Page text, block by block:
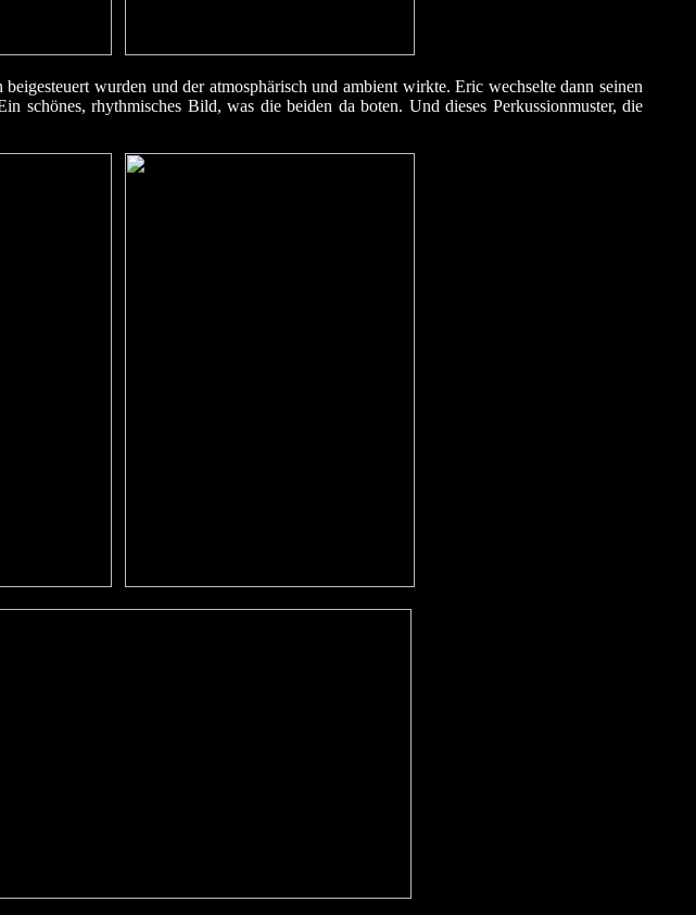
wurden und der atmosphärisch und ambient wirkte. Eric wechselte dann seinen
schönes, rhythmisches Bild, was die beiden da boten. Und dieses Perkussionmuster, die